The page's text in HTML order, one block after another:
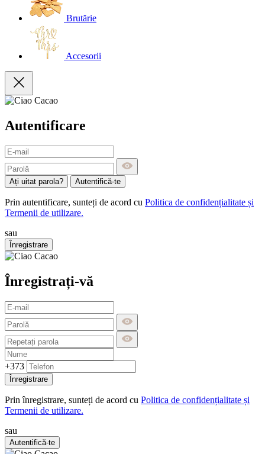
Brutărie
Accesorii
Autentificare
Ați uitat parola? Autentifică-te
Prin autentificare, sunteți de acord cu Politica de confidențialitate și
Termenii de utilizare.
sau
Înregistrare
Înregistrați-vă
+373
Înregistrare
Prin înregistrare, sunteți de acord cu Politica de confidențialitate și
Termenii de utilizare.
sau
Autentifică-te